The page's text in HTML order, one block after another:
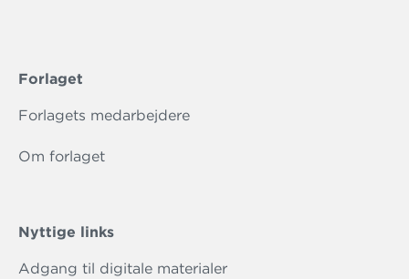
Forlaget
Forlagets medarbejdere
Om forlaget
Nyttige links
Adgang til digitale materialer